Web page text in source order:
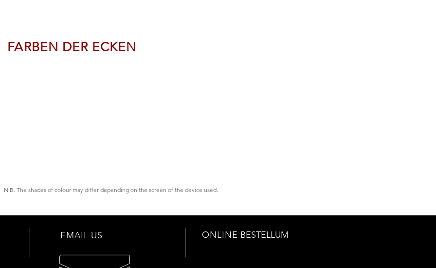
FARBEN DER ECKEN
N.B. The shades of colour may differ depending on the screen of the device used.
EMAIL US ONLINE BESTELLUM